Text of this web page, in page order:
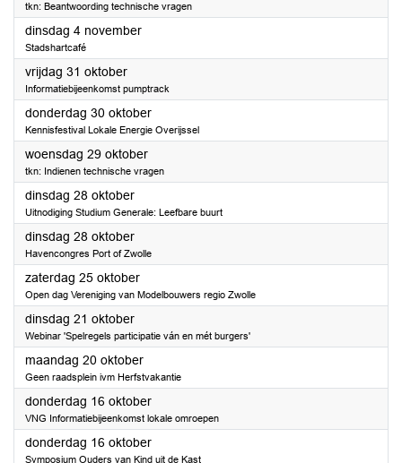
tkn: Beantwoording technische vragen
dinsdag 4 november2025
Stadshartcafé
vrijdag 31 oktober2025
Informatiebijeenkomst pumptrack
donderdag 30 oktober2025
Kennisfestival Lokale Energie Overijssel
woensdag 29 oktober2025
tkn: Indienen technische vragen
dinsdag 28 oktober2025
Uitnodiging Studium Generale: Leefbare buurt
dinsdag 28 oktober2025
Havencongres Port of Zwolle
zaterdag 25 oktober2025
Open dag Vereniging van Modelbouwers regio Zwolle
dinsdag 21 oktober2025
Webinar 'Spelregels participatie ván en mét burgers'
maandag 20 oktober2025
Geen raadsplein ivm Herfstvakantie
donderdag 16 oktober2025
VNG Informatiebijeenkomst lokale omroepen
donderdag 16 oktober2025
Symposium Ouders van Kind uit de Kast